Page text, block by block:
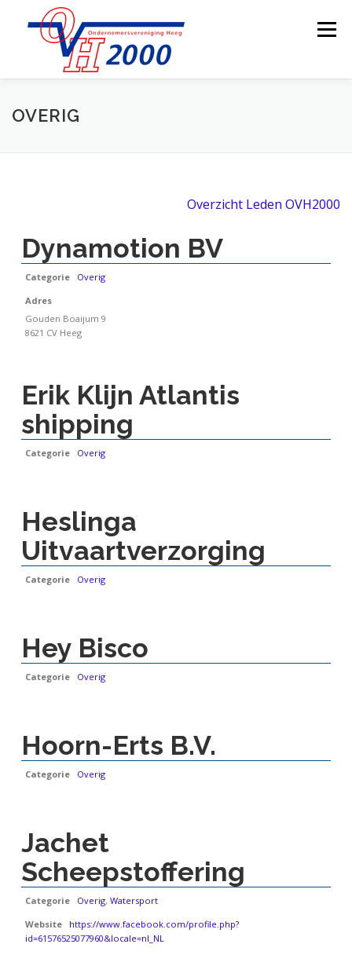
Menu
OVER OVH2000
OVERIG
Overzicht Leden OVH2000
Dynamotion BV
Categorie
Overig
Adres
Gouden Boaijum 9
8621 CV Heeg
Erik Klijn Atlantis
shipping
Categorie Overig
Heslinga
Uitvaartverzorging
Categorie Overig
Hey Bisco
Categorie Overig
Hoorn-Erts B.V.
Categorie Overig
Jachet
Scheepstoffering
Categorie Overig, Watersport
Website
https://www.facebook.com/profile.php?
id=61576525077960&locale=nl_NL